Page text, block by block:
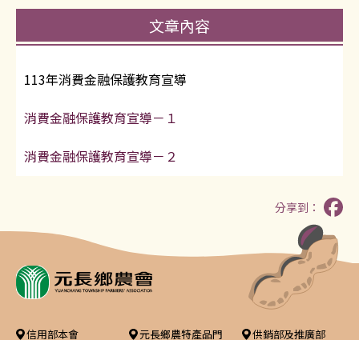
文章內容
113年消費金融保護教育宣導
消費金融保護教育宣導－１
消費金融保護教育宣導－２
分享到：
信用部本會 元長鄉農特產品門 供銷部及推廣部